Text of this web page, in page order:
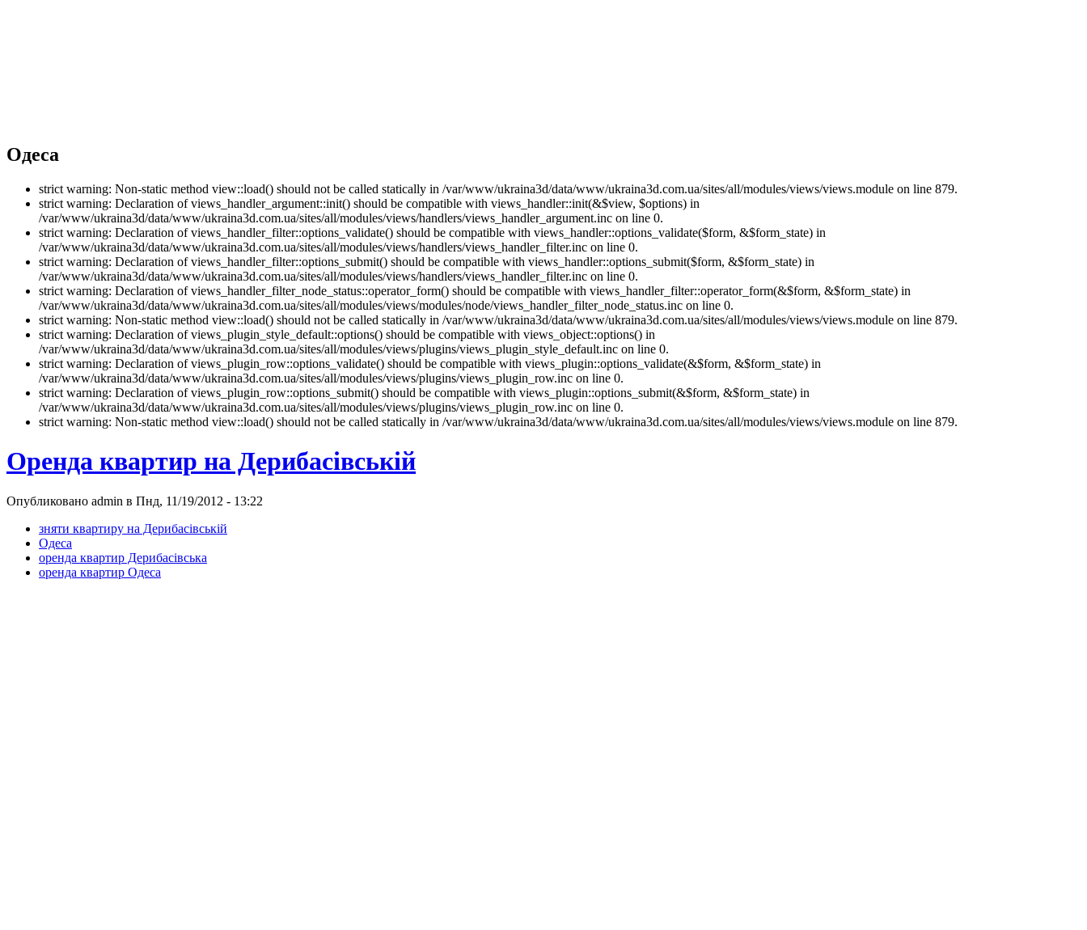
Одеса
strict warning: Non-static method view::load() should not be called statically in /var/www/ukraina3d/data/www/ukraina3d.com.ua/sites/all/modules/views/views.module on line 879.
strict warning: Declaration of views_handler_argument::init() should be compatible with views_handler::init(&$view, $options) in
/var/www/ukraina3d/data/www/ukraina3d.com.ua/sites/all/modules/views/handlers/views_handler_argument.inc on line 0.
strict warning: Declaration of views_handler_filter::options_validate() should be compatible with views_handler::options_validate($form, &$form_state) in
/var/www/ukraina3d/data/www/ukraina3d.com.ua/sites/all/modules/views/handlers/views_handler_filter.inc on line 0.
strict warning: Declaration of views_handler_filter::options_submit() should be compatible with views_handler::options_submit($form, &$form_state) in
/var/www/ukraina3d/data/www/ukraina3d.com.ua/sites/all/modules/views/handlers/views_handler_filter.inc on line 0.
strict warning: Declaration of views_handler_filter_node_status::operator_form() should be compatible with views_handler_filter::operator_form(&$form, &$form_state) in
/var/www/ukraina3d/data/www/ukraina3d.com.ua/sites/all/modules/views/modules/node/views_handler_filter_node_status.inc on line 0.
strict warning: Non-static method view::load() should not be called statically in /var/www/ukraina3d/data/www/ukraina3d.com.ua/sites/all/modules/views/views.module on line 879.
strict warning: Declaration of views_plugin_style_default::options() should be compatible with views_object::options() in
/var/www/ukraina3d/data/www/ukraina3d.com.ua/sites/all/modules/views/plugins/views_plugin_style_default.inc on line 0.
strict warning: Declaration of views_plugin_row::options_validate() should be compatible with views_plugin::options_validate(&$form, &$form_state) in
/var/www/ukraina3d/data/www/ukraina3d.com.ua/sites/all/modules/views/plugins/views_plugin_row.inc on line 0.
strict warning: Declaration of views_plugin_row::options_submit() should be compatible with views_plugin::options_submit(&$form, &$form_state) in
/var/www/ukraina3d/data/www/ukraina3d.com.ua/sites/all/modules/views/plugins/views_plugin_row.inc on line 0.
strict warning: Non-static method view::load() should not be called statically in /var/www/ukraina3d/data/www/ukraina3d.com.ua/sites/all/modules/views/views.module on line 879.
Оренда квартир на Дерибасівській
Опубликовано admin в Пнд, 11/19/2012 - 13:22
зняти квартиру на Дерибасівській
Одеса
оренда квартир Дерибасівська
оренда квартир Одеса